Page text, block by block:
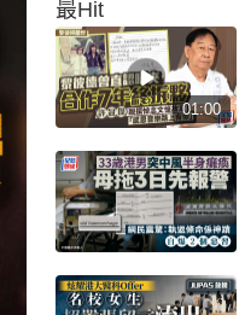
最Hit
01:00